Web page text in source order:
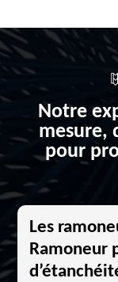
Notre
mesure,
pour
Les
Ramoneur